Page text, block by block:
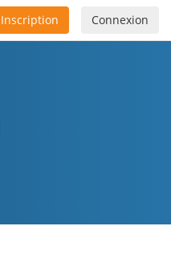
Connexion
Inscription